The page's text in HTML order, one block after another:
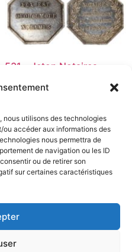
nous utilisons des technologies
accéder aux informations des
nous permettra de
de navigation ou les ID
ou de retirer son
sur certaines caractéristiques
531 – Jeton Notaires
45,00€
Lire la suite
CGL
Aurum Omnes